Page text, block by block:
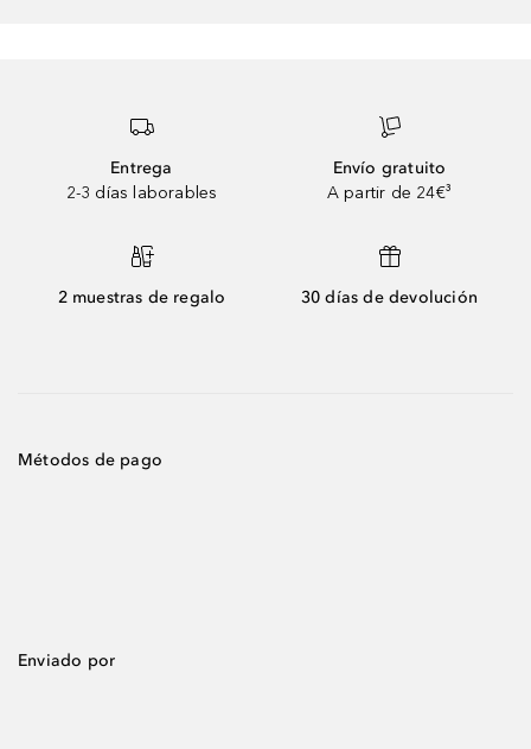
Entrega
2-3 días laborables
Envío gratuito
A partir de 24€³
2 muestras de regalo 30 días de devolución
Métodos de pago
Enviado por